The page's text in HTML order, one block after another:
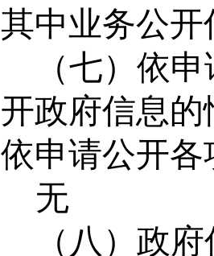
其中业务公开
（七）依
开政府信息
依申请公开
无
（八）政